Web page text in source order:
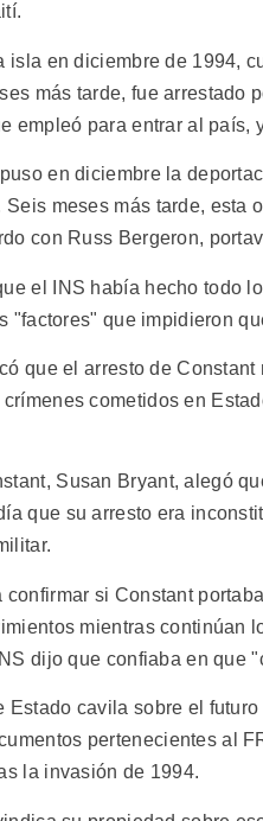
isla en diciembre de 1994,
más tarde, fue arrestado
empleó para entrar al país,
en diciembre la
meses más tarde, esta
con Russ Bergeron,
el INS había hecho todo
"factores" que impidieron
que el arresto de
cometidos en
Susan Bryant, alegó
que su arresto era
confirmar si Constant
mientras continúan
dijo que confiaba en que
Estado cavila sobre el
pertenecientes al
la invasión de 1994.